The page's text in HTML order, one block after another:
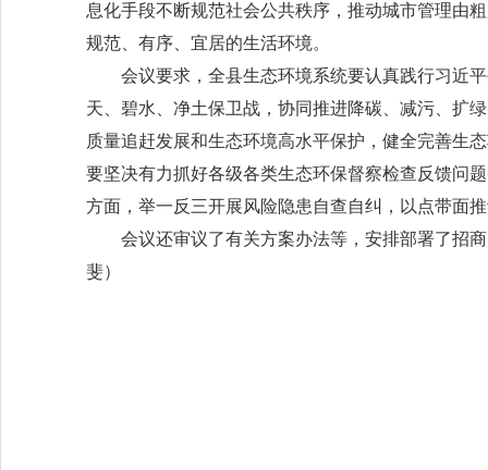
息化手段不断规范社会公共秩序，推动城市管理由
规范、有序、宜居的生活环境。
会议要求，全县生态环境系统要认真践行习近
天、碧水、净土保卫战，协同推进降碳、减污、扩
质量追赶发展和生态环境高水平保护，健全完善生
要坚决有力抓好各级各类生态环保督察检查反馈问
方面，举一反三开展风险隐患自查自纠，以点带面
会议还审议了有关方案办法等，安排部署了招
斐）